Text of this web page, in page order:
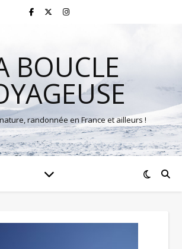
BOUCLE
randonnée en France et ailleurs !